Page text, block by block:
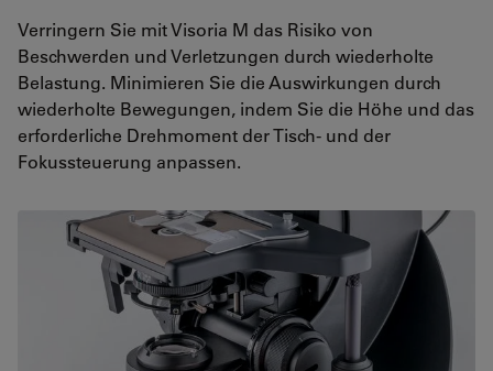
Verringern Sie mit Visoria M das Risiko von
Beschwerden und Verletzungen durch wiederholte
Belastung. Minimieren Sie die Auswirkungen durch
wiederholte Bewegungen, indem Sie die Höhe und das
erforderliche Drehmoment der Tisch- und der
Fokussteuerung anpassen.